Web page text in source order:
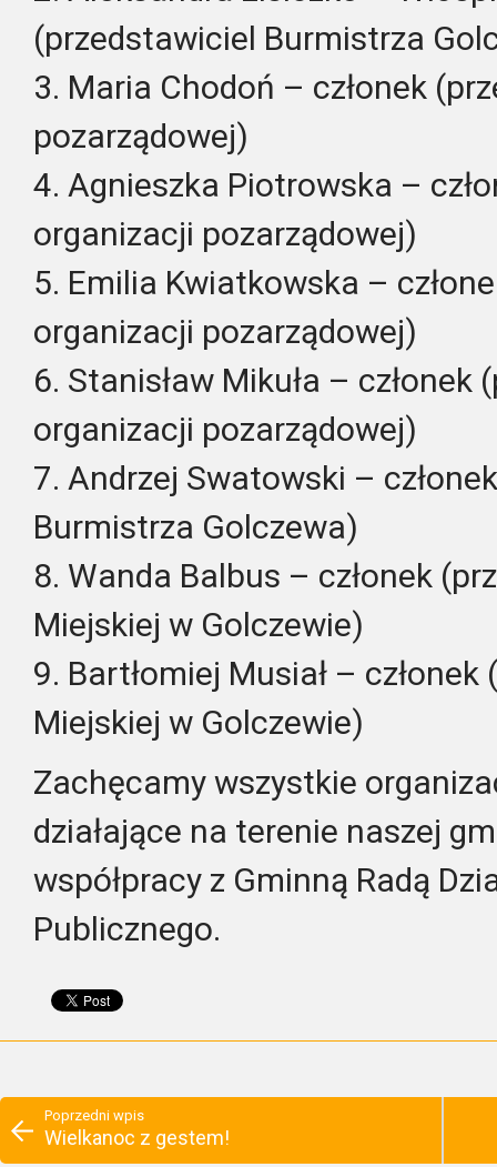
(przedstawiciel Burmistrza
3. Maria Chodoń – członek
pozarządowej)
4. Agnieszka Piotrowska –
organizacji pozarządowej)
5. Emilia Kwiatkowska –
organizacji pozarządowej)
6. Stanisław Mikuła – członek
organizacji pozarządowej)
7. Andrzej Swatowski –
Burmistrza Golczewa)
8. Wanda Balbus – członek
Miejskiej w Golczewie)
9. Bartłomiej Musiał –
Miejskiej w Golczewie)
Zachęcamy wszystkie
działające na terenie naszej
współpracy z Gminną Radą
Publicznego.
Poprzedni wpis
Wielkanoc z gestem!